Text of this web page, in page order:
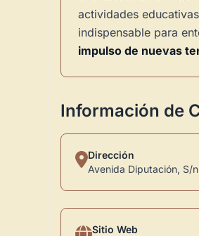
actividades
indispensable para
impulso de nuevas
Información de
Dirección
Avenida Diputación, S/
Sitio Web